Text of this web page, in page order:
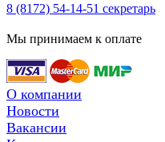
8 (8172) 54-14-51 секретарь
Мы принимаем к оплате
О компании
Новости
Вакансии